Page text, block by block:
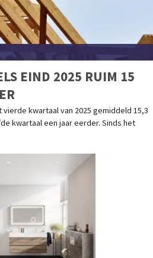
EIND 2025 RUIM 15
kwartaal van 2025 gemiddeld 15,3
kwartaal een jaar eerder. Sinds het